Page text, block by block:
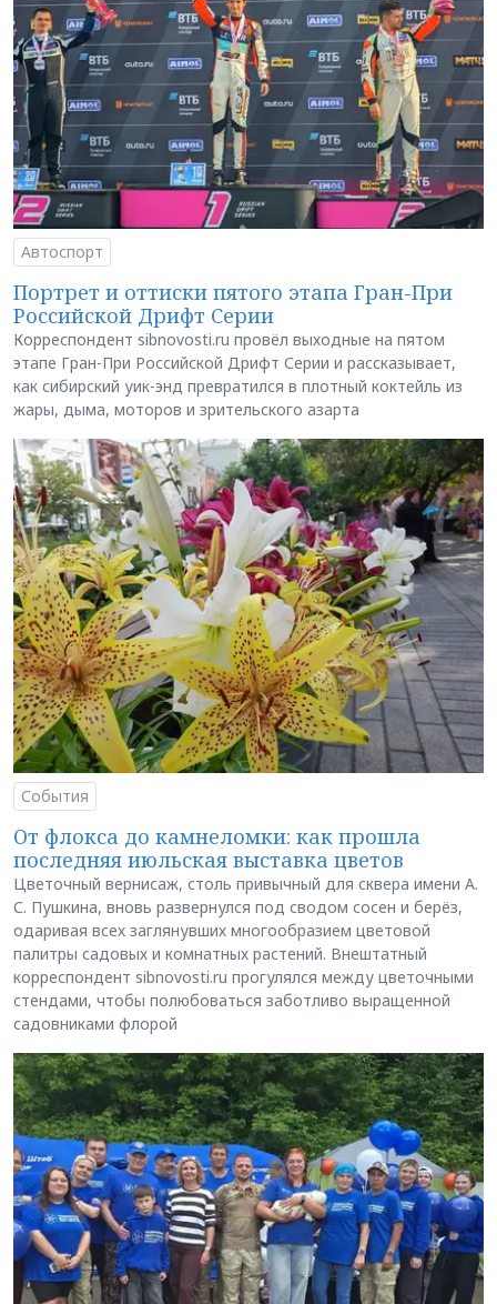
Автоспорт
Портрет и оттиски пятого этапа Гран-При
Российской Дрифт Серии
Корреспондент sibnovosti.ru провёл выходные на пятом
этапе Гран-При Российской Дрифт Серии и рассказывает,
как сибирский уик-энд превратился в плотный коктейль из
жары, дыма, моторов и зрительского азарта
События
От флокса до камнеломки: как прошла
последняя июльская выставка цветов
Цветочный вернисаж, столь привычный для сквера имени А.
С. Пушкина, вновь развернулся под сводом сосен и берёз,
одаривая всех заглянувших многообразием цветовой
палитры садовых и комнатных растений. Внештатный
корреспондент sibnovosti.ru прогулялся между цветочными
стендами, чтобы полюбоваться заботливо выращенной
садовниками флорой